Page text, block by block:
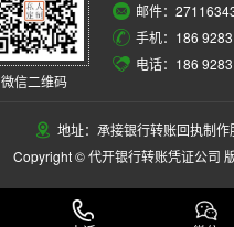
微信二维码
邮件：
手机：186
电话：186
地址：承接银行转账回执制作
Copyright © 代开银行转账凭证公司